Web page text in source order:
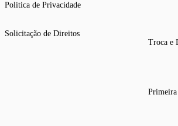
Politica de Privacidade
Solicitação de Direitos
Troca e